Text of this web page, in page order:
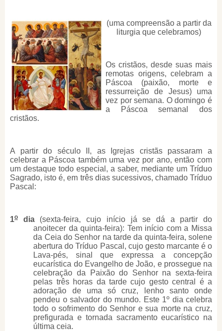
(uma compreensão a partir da
liturgia que celebramos)
Os cristãos, desde suas mais
remotas origens, celebram a
Páscoa (paixão, morte e
ressurreição de Jesus) uma
vez por semana. O domingo é
a Páscoa semanal dos
cristãos.
A partir do século II, as Igrejas cristãs passaram a
celebrar a Páscoa também uma vez por ano, então com
um destaque todo especial, a saber, mediante um Tríduo
Sagrado, isto é, em três dias sucessivos, chamado Tríduo
Pascal:
1o dia(sexta-feira, cujo início já se dá a partir do
anoitecer da quinta-feira): Tem início com a Missa
da Ceia do Senhor na tarde da quinta-feira, solene
abertura do Tríduo Pascal, cujo gesto marcante é o
Lava-pés, sinal que expressa a concepção
eucarística do Evangelho de João, e prossegue na
celebração da Paixão do Senhor na sexta-feira
pelas três horas da tarde cujo gesto central é a
adoração de uma só cruz, lenho santo onde
pendeu o salvador do mundo. Este 1º dia celebra
todo o sofrimento do Senhor e sua morte na cruz,
prefigurada e tornada sacramento eucarístico na
última ceia.